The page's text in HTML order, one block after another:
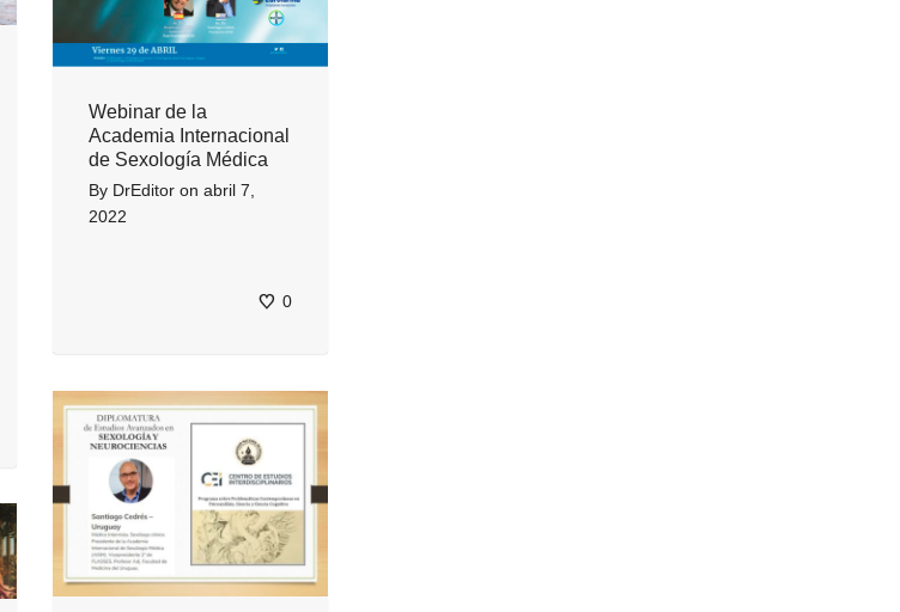
Webinar de la
Academia Internacional
de Sexología Médica
By DrEditor on abril 7,
2022
0